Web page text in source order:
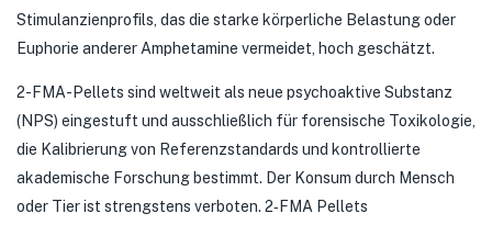
Stimulanzienprofils, das die starke körperliche Belastung oder
Euphorie anderer Amphetamine vermeidet, hoch geschätzt.
2-FMA-Pellets sind weltweit als neue psychoaktive Substanz
(NPS) eingestuft und ausschließlich für forensische Toxikologie,
die Kalibrierung von Referenzstandards und kontrollierte
akademische Forschung bestimmt. Der Konsum durch Mensch
oder Tier ist strengstens verboten. 2‑FMA Pellets